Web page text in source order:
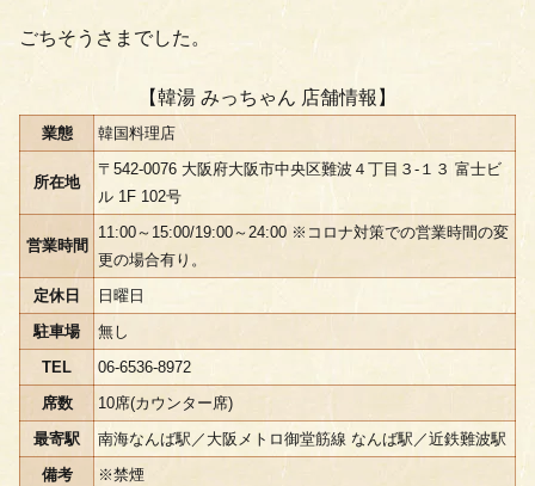
ごちそうさまでした。
【韓湯 みっちゃん 店舗情報】
業態 韓国料理店
所在地
〒542-0076 大阪府大阪市中央区難波４丁目３-１３ 富士ビ
ル 1F 102号
営業時間
11:00～15:00/19:00～24:00 ※コロナ対策での営業時間の変
更の場合有り。
定休日
日曜日
駐車場
無し
TEL
06-6536-8972
席数
10席(カウンター席)
最寄駅
南海なんば駅／大阪メトロ御堂筋線 なんば駅／近鉄難波駅
備考
※禁煙